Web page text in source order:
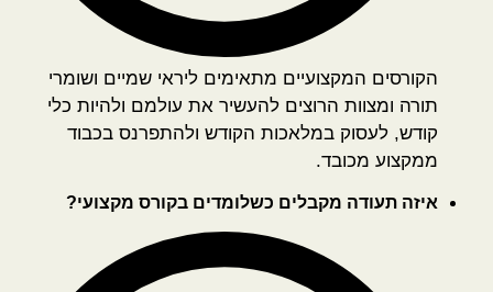
הקורסים המקצועיים מתאימים ליראי שמיים ושומרי
תורה ומצוות הרוצים להעשיר את עולמם ולהיות כלי
קודש, לעסוק במלאכות הקודש ולהתפרנס בכבוד
ממקצוע מכובד.
איזה תעודה מקבלים כשלומדים בקורס מקצועי?